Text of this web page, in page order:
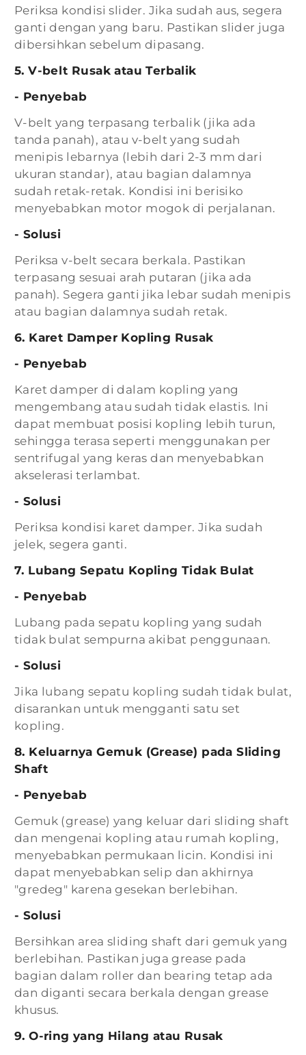
Periksa kondisi slider. Jika sudah aus, segera
ganti dengan yang baru. Pastikan slider juga
dibersihkan sebelum dipasang.
5. V-belt Rusak atau Terbalik
- Penyebab
V-belt yang terpasang terbalik (jika ada
tanda panah), atau v-belt yang sudah
menipis lebarnya (lebih dari 2-3 mm dari
ukuran standar), atau bagian dalamnya
sudah retak-retak. Kondisi ini berisiko
menyebabkan motor mogok di perjalanan.
- Solusi
Periksa v-belt secara berkala. Pastikan
terpasang sesuai arah putaran (jika ada
panah). Segera ganti jika lebar sudah menipis
atau bagian dalamnya sudah retak.
6. Karet Damper Kopling Rusak
- Penyebab
Karet damper di dalam kopling yang
mengembang atau sudah tidak elastis. Ini
dapat membuat posisi kopling lebih turun,
sehingga terasa seperti menggunakan per
sentrifugal yang keras dan menyebabkan
akselerasi terlambat.
- Solusi
Periksa kondisi karet damper. Jika sudah
jelek, segera ganti.
7. Lubang Sepatu Kopling Tidak Bulat
- Penyebab
Lubang pada sepatu kopling yang sudah
tidak bulat sempurna akibat penggunaan.
- Solusi
Jika lubang sepatu kopling sudah tidak bulat,
disarankan untuk mengganti satu set
kopling.
8. Keluarnya Gemuk (Grease) pada Sliding
Shaft
- Penyebab
Gemuk (grease) yang keluar dari sliding shaft
dan mengenai kopling atau rumah kopling,
menyebabkan permukaan licin. Kondisi ini
dapat menyebabkan selip dan akhirnya
"gredeg" karena gesekan berlebihan.
- Solusi
Bersihkan area sliding shaft dari gemuk yang
berlebihan. Pastikan juga grease pada
bagian dalam roller dan bearing tetap ada
dan diganti secara berkala dengan grease
khusus.
9. O-ring yang Hilang atau Rusak